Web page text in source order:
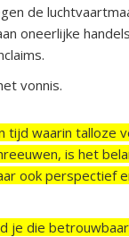
de
oneerlijke
vonnis.
tijd waarin talloze
is het
ook perspectief
je die